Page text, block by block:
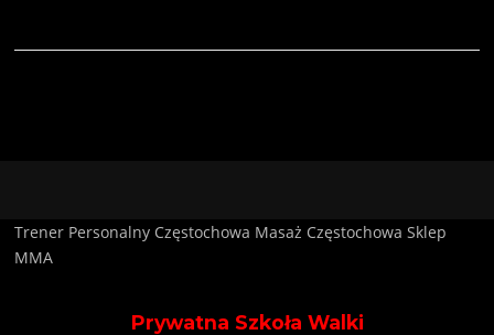
Trener Personalny Częstochowa Masaż Częstochowa Sklep
MMA
Prywatna Szkoła Walki